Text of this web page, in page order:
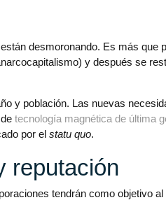
desmoronando. Es más que
y después se
y población. Las nuevas
detecnología magnética de última
por elstatu quo.
reputación
tendrán como objetivo